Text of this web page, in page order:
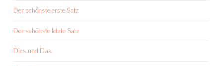
Der schönste erste Satz
Der schönste letzte Satz
Dies und Das